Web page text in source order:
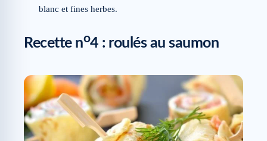
blanc et fines herbes.
Recette no4 : roulés au saumon